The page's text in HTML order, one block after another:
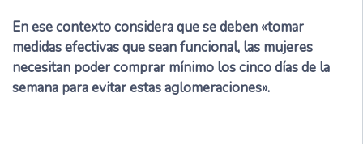
En ese contexto considera que se deben «tomar
medidas efectivas que sean funcional, las mujeres
necesitan poder comprar mínimo los cinco días de la
semana para evitar estas aglomeraciones».